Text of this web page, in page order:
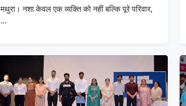
मथुरा। नशा केवल एक व्यक्ति को नहीं बल्कि पूरे परिवार,
…